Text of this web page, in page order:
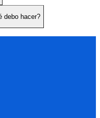
debo hacer?